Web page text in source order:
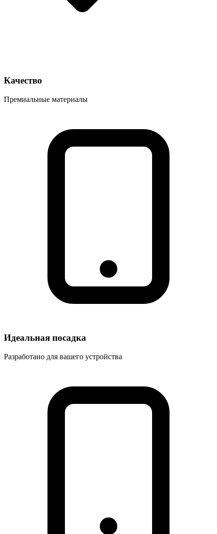
Качество
Премиальные материалы
Идеальная посадка
Разработано для вашего устройства